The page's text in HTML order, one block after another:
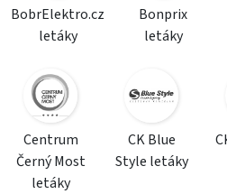
BobrElektro.cz
letáky
Bonprix
letáky
Centrum
Černý Most
letáky
CK Blue
Style letáky